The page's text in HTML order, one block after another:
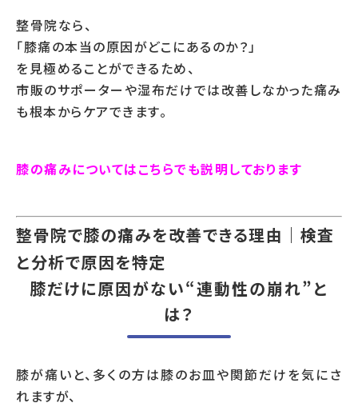
整骨院なら、
「膝痛の本当の原因がどこにあるのか？」
を見極めることができるため、
市販のサポーターや湿布だけでは改善しなかった痛み
も根本からケアできます。
膝の痛みについてはこちらでも説明しております
整骨院で膝の痛みを改善できる理由｜検査
と分析で原因を特定
膝だけに原因がない“連動性の崩れ”と
は？
膝が痛いと、多くの方は膝のお皿や関節だけを気にさ
れますが、